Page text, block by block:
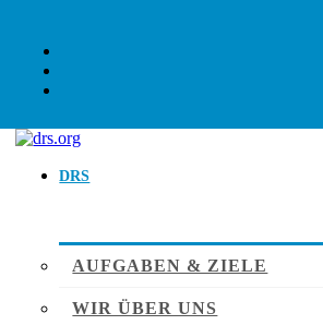
DRS
AUFGABEN & ZIELE
WIR ÜBER UNS